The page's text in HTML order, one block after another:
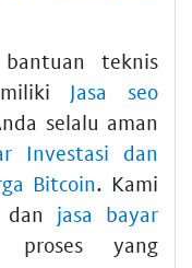
teknis
Jasa seo
selalu aman
Investasi dan
Bitcoin. Kami
dan jasa bayar
proses yang